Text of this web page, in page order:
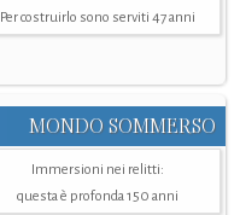
Per costruirlo sono serviti 47 anni
MONDO SOMMERSO
Immersioni nei relitti:
questa è profonda 150 anni